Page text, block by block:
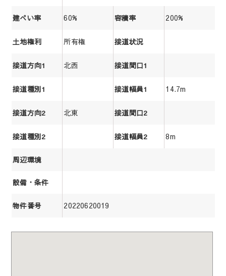
建ぺい率 60% 容積率 200%
土地権利 所有権 接道状況
接道方向1 北西 接道間口1
接道種別1 接道幅員1 14.7m
接道方向2 北東 接道間口2
接道種別2 接道幅員2 8m
周辺環境
設備・条件
物件番号 20220620019